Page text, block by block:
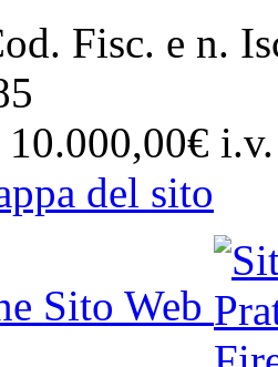
Fisc. e n.
10.000,00€ i.v.
del sito
Sito Web